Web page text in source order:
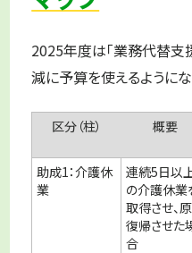
2025年度は「業務代替支
減に予算を使えるように
区分（柱） 概要
助成1：介護休
業
連続5日以
の介護休業
取得させ、
復帰させた
合